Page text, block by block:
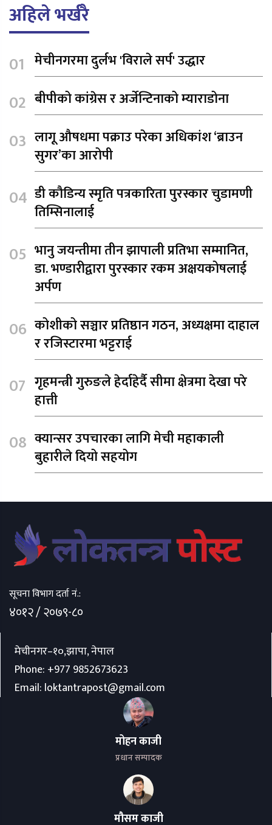
अहिले भर्खरै
मेचीनगरमा दुर्लभ 'विराले सर्प' उद्धार
बीपीको कांग्रेस र अर्जेन्टिनाको म्याराडोना
लागू औषधमा पक्राउ परेका अधिकांश ‘ब्राउन
सुगर’का आरोपी
डी कौडिन्य स्मृति पत्रकारिता पुरस्कार चुडामणी
तिम्सिनालाई
भानु जयन्तीमा तीन झापाली प्रतिभा सम्मानित,
डा. भण्डारीद्वारा पुरस्कार रकम अक्षयकोषलाई
अर्पण
कोशीको सञ्चार प्रतिष्ठान गठन, अध्यक्षमा दाहाल
र रजिस्टारमा भट्टराई
गृहमन्त्री गुरुङले हेर्दाहेर्दै सीमा क्षेत्रमा देखा परे
हात्ती
क्यान्सर उपचारका लागि मेची महाकाली
बुहारीले दियो सहयोग
सूचना विभाग दर्ता नं.:
४०१२ / २०७९-८०
मेचीनगर–१०,झापा, नेपाल
Phone: +977 9852673623
Email: loktantrapost@gmail.com
मोहन काजी
प्रधान सम्पादक
मौसम काजी